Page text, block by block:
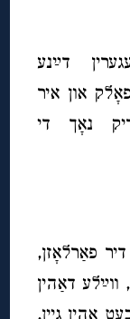
דײַנע
און איר
נאָך די
פאַרלאָזן,
דאַהין
אַהין גיין,